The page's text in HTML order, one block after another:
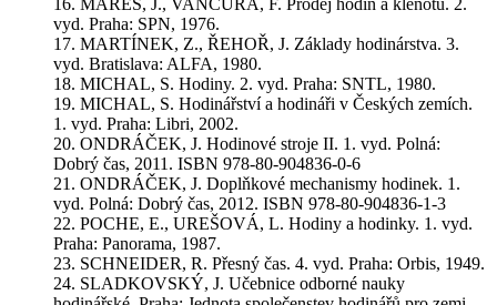
vyd. Praha: SPN, 1976.
17. MARTÍNEK, Z., ŘEHOŘ, J. Základy hodinárstva. 3.
vyd. Bratislava: ALFA, 1980.
18. MICHAL, S. Hodiny. 2. vyd. Praha: SNTL, 1980.
19. MICHAL, S. Hodinářství a hodináři v Českých zemích.
1. vyd. Praha: Libri, 2002.
20. ONDRÁČEK, J. Hodinové stroje II. 1. vyd. Polná:
Dobrý čas, 2011. ISBN 978-80-904836-0-6
21. ONDRÁČEK, J. Doplňkové mechanismy hodinek. 1.
vyd. Polná: Dobrý čas, 2012. ISBN 978-80-904836-1-3
22. POCHE, E., UREŠOVÁ, L. Hodiny a hodinky. 1. vyd.
Praha: Panorama, 1987.
23. SCHNEIDER, R. Přesný čas. 4. vyd. Praha: Orbis, 1949.
24. SLADKOVSKÝ, J. Učebnice odborné nauky